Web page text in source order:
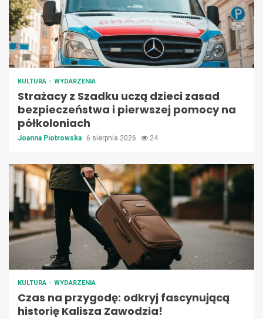
KULTURA WYDARZENIA
Strażacy z Szadku uczą dzieci zasad
bezpieczeństwa i pierwszej pomocy na
półkoloniach
Joanna Piotrowska 6 sierpnia 2026 24
KULTURA WYDARZENIA
Czas na przygodę: odkryj fascynującą
historię Kalisza Zawodzia!